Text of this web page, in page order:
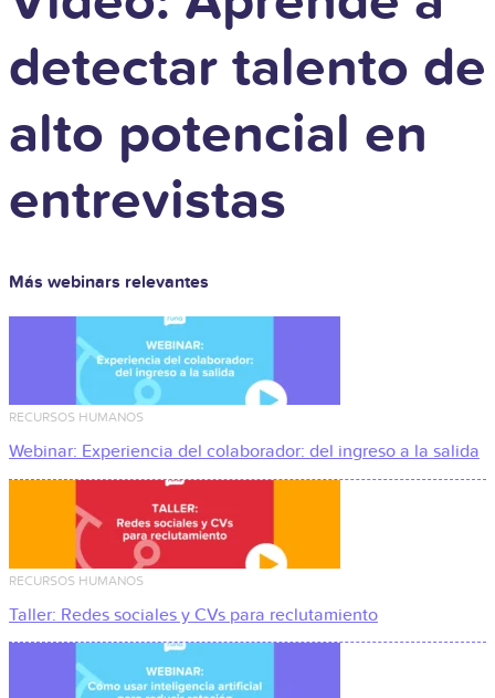
detectar talento de
alto potencial en
entrevistas
Más webinars relevantes
RECURSOS HUMANOS
Webinar: Experiencia del colaborador: del ingreso a la salida
RECURSOS HUMANOS
Taller: Redes sociales y CVs para reclutamiento